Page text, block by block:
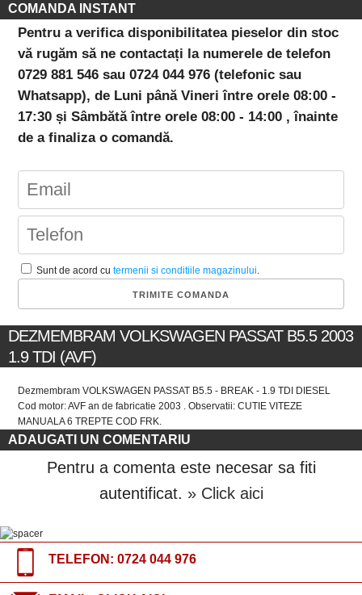
COMANDA INSTANT
Pentru a verifica disponibilitatea pieselor din stoc
vă rugăm să ne contactați la numerele de telefon
0729 881 546 sau 0724 044 976 (telefonic sau
Whatsapp), de Luni până Vineri între orele 08:00 -
17:30 și Sâmbătă între orele 08:00 - 14:00 , înainte
de a finaliza o comandă.
Sunt de acord cutermenii si conditiile magazinului.
DEZMEMBRAM VOLKSWAGEN PASSAT B5.5 2003
1.9 TDI (AVF)
Dezmembram VOLKSWAGEN PASSAT B5.5 - BREAK - 1.9 TDI DIESEL
Cod motor: AVF an de fabricatie 2003 . Observatii: CUTIE VITEZE
MANUALA 6 TREPTE COD FRK.
ADAUGATI UN COMENTARIU
Pentru a comenta este necesar sa fiti
autentificat. » Click aici
TELEFON: 0724 044 976